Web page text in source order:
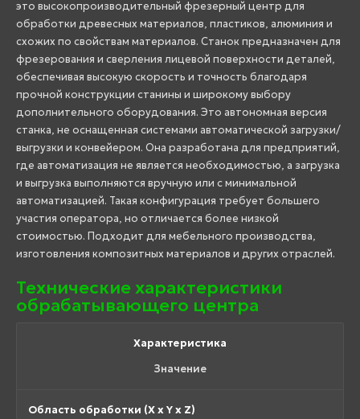
это высокопроизводительный фрезерный центр для
обработки древесных материалов, пластиков, алюминия и
схожих по свойствам материалов. Станок предназначен для
фрезерования и сверления лицевой поверхности деталей,
обеспечивая высокую скорость и точность благодаря
прочной конструкции станины и широкому выбору
дополнительного оборудования. Это автономная версия
станка, не оснащенная системами автоматической загрузки/
выгрузки и конвейером. Она разработана для предприятий,
где автоматизация не является необходимостью, а загрузка
и выгрузка выполняются вручную или с минимальной
автоматизацией. Такая конфигурация требует большего
участия оператора, но отличается более низкой
стоимостью. Подходит для мебельного производства,
изготовления композитных материалов и других отраслей.
Технические характеристики
обрабатывающего центра
Характеристика
Значение
Область обработки (X x Y x Z)